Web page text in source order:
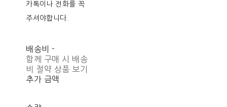
카톡이나 전화를 꼭
주셔야합니다.
배송비 -
함께 구매 시 배송
비 절약 상품 보기
추가 금액